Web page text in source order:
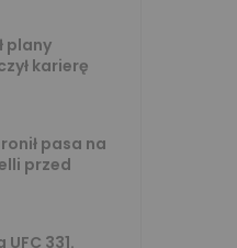
plany
karierę
pasa na
przed
331.